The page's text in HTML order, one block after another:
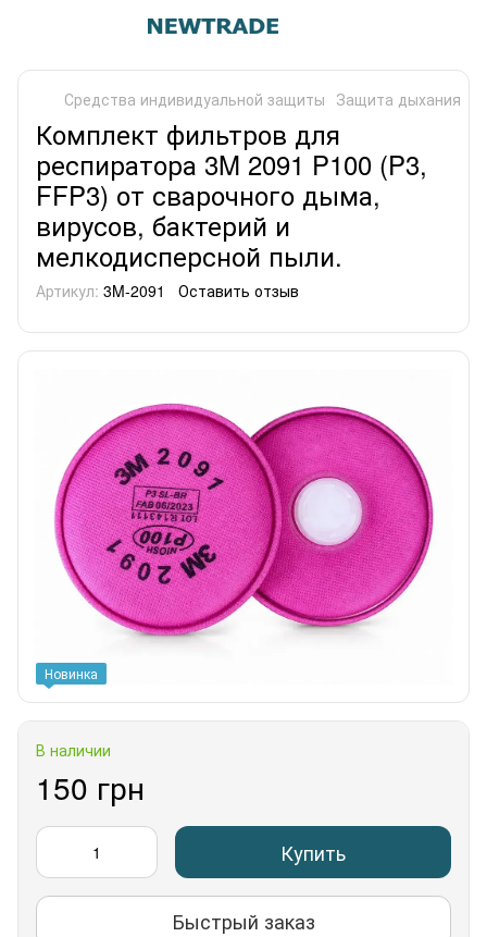
Средства индивидуальной защиты Защита дыхания
Комплект фильтров для
респиратора 3M 2091 P100 (P3,
FFP3) от сварочного дыма,
вирусов, бактерий и
мелкодисперсной пыли.
Артикул: 3M-2091 Оставить отзыв
Новинка
В наличии
150 грн
Купить
Быстрый заказ